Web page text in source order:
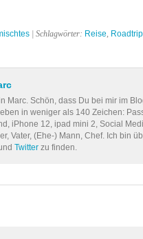
| Schlagwörter: Reise, Roadtrip
Marc. Schön, dass Du bei mir im
in weniger als 140 Zeichen:
iPhone 12, ipad mini 2, Social
Vater, (Ehe-) Mann, Chef. Ich bin
Twitter zu finden.